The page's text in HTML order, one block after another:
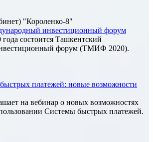
"Короленко-8"
инвестиционный форум
состоится Ташкентский
форум (ТМИФ 2020).
платежей: новые возможности
на вебинар о новых возможностях
Системы быстрых платежей.